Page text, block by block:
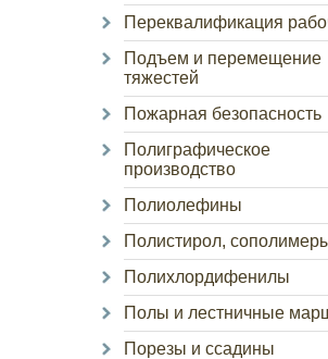
Переквалификация
Подъем и перемещение
тяжестей
Пожарная безопасность
Полиграфическое
производство
Полиолефины
Полистирол,
Полихлордифенилы
Полы и лестничные
Порезы и ссадины